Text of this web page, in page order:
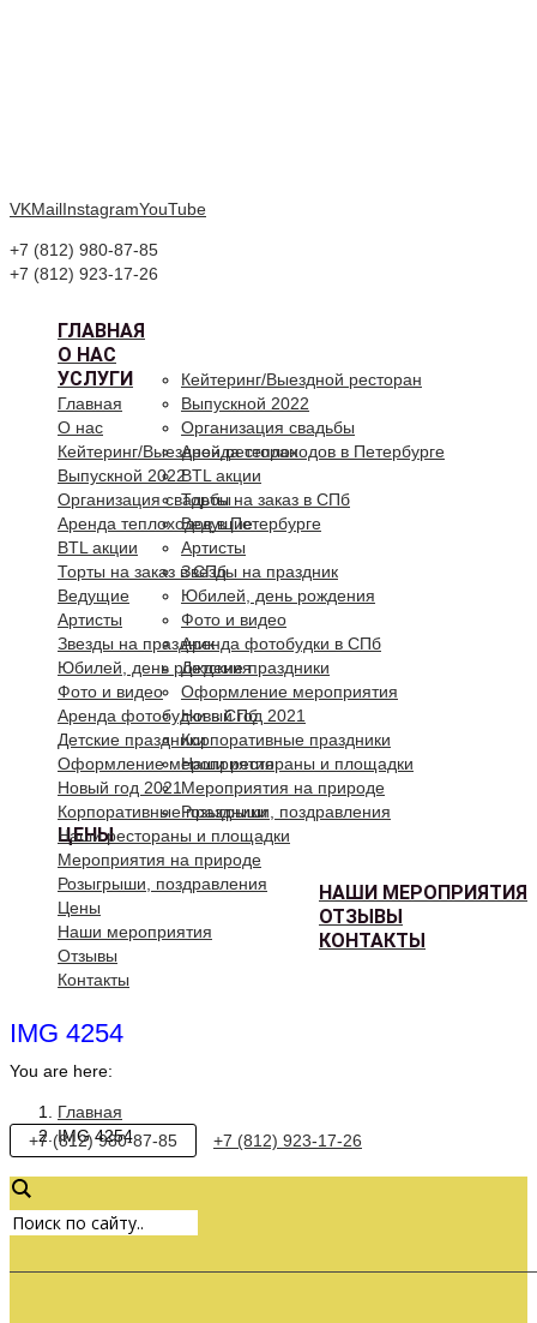
VKMailInstagramYouTube
+7 (812) 980-87-85
+7 (812) 923-17-26
ГЛАВНАЯ
О НАС
УСЛУГИ
Кейтеринг/Выездной ресторан
Выпускной 2022
Организация свадьбы
Аренда теплоходов в Петербурге
BTL акции
Торты на заказ в СПб
Ведущие
Артисты
Звезды на праздник
Юбилей, день рождения
Фото и видео
Аренда фотобудки в СПб
Детские праздники
Оформление мероприятия
Новый год 2021
Корпоративные праздники
Наши рестораны и площадки
Мероприятия на природе
Розыгрыши, поздравления
ЦЕНЫ
НАШИ МЕРОПРИЯТИЯ
ОТЗЫВЫ
КОНТАКТЫ
Главная
О нас
Кейтеринг/Выездной ресторан
Выпускной 2022
Организация свадьбы
Аренда теплоходов в Петербурге
BTL акции
Торты на заказ в СПб
Ведущие
Артисты
Звезды на праздник
Юбилей, день рождения
Фото и видео
Аренда фотобудки в СПб
Детские праздники
Оформление мероприятия
Новый год 2021
Корпоративные праздники
Наши рестораны и площадки
Мероприятия на природе
Розыгрыши, поздравления
Цены
Наши мероприятия
Отзывы
Контакты
IMG 4254
You are here:
Главная
IMG 4254
+7 (812) 980-87-85 +7 (812) 923-17-26